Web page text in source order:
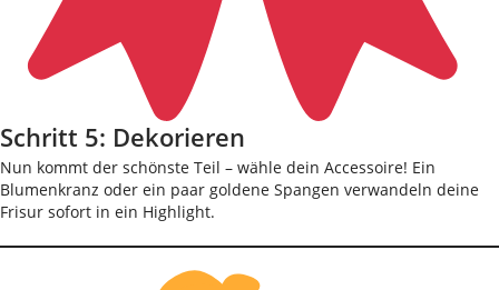
Schritt 5: Dekorieren
Nun kommt der schönste Teil – wähle dein Accessoire! Ein
Blumenkranz oder ein paar goldene Spangen verwandeln deine
Frisur sofort in ein Highlight.